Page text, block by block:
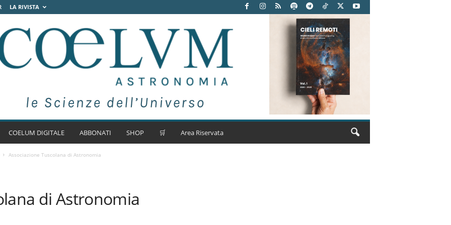
LA RIVISTA
COELUM DIGITALE ABBONATI SHOP 🛒 Area Riservata
Associazione Tuscolana di Astronomia
di Astronomia